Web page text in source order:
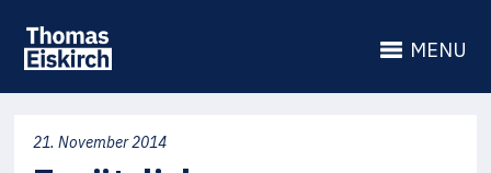
MENU
21. November 2014